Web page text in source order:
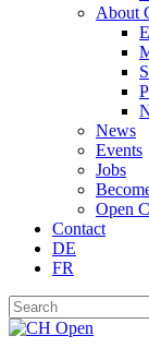
About
News
Events
Jobs
Open
Contact
DE
FR